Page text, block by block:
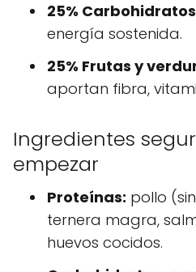
25%
energía sostenida.
25% Frutas y
aportan fibra,
Ingredientes
empezar
Proteínas: pollo
ternera magra,
huevos cocidos.